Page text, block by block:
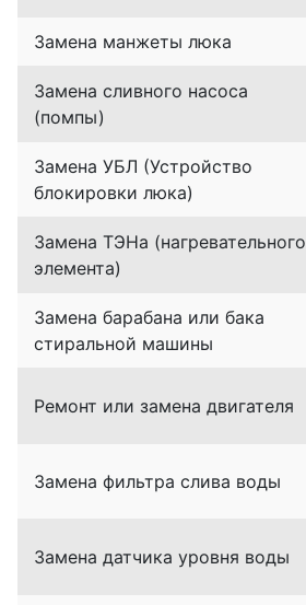
Замена манжеты люка
Замена сливного насоса
(помпы)
Замена УБЛ (Устройство
блокировки люка)
Замена ТЭНа (нагревательного
элемента)
Замена барабана или бака
стиральной машины
Ремонт или замена двигателя
Замена фильтра слива воды
Замена датчика уровня воды